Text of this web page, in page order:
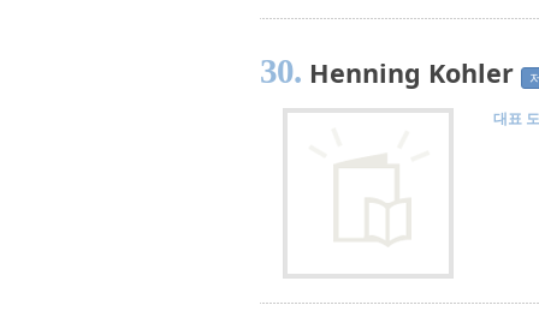
30. Henning Kohler
대표